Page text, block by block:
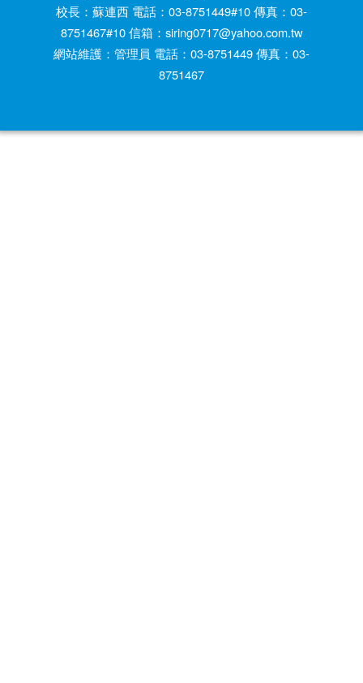
校長：蘇連西 電話：03-8751449#10 傳真：03-
8751467#10 信箱：siring0717@yahoo.com.tw
網站維護：管理員 電話：03-8751449 傳真：03-
8751467